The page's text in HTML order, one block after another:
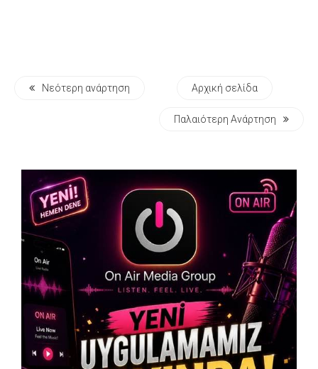
Νεότερη ανάρτηση Αρχική σελίδα
Παλαιότερη Ανάρτηση